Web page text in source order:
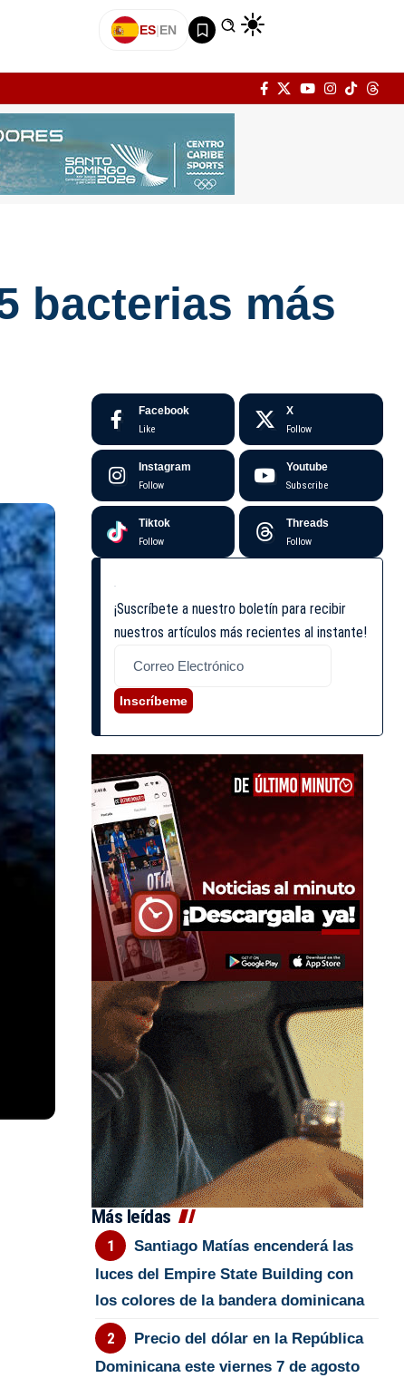
ES|EN
bacterias más
Facebook
Like
X
Follow
Instagram
Follow
Youtube
Subscribe
Tiktok
Follow
Threads
Follow
¡Suscríbete a nuestro boletín para recibir
nuestros artículos más recientes al instante!
Inscríbeme
Más leídas
Santiago Matías encenderá las
luces del Empire State Building con
los colores de la bandera dominicana
Precio del dólar en la República
Dominicana este viernes 7 de agosto